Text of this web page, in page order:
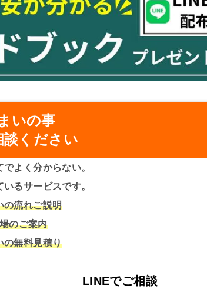
いの事
ください
よく分からない。
るサービスです。
の流れご説明
のご案内
の無料見積り
LINEでご相談